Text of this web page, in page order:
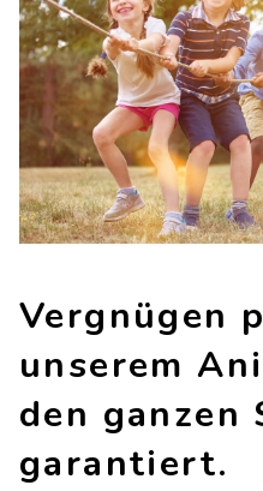
Vergnügen
unserem
den ganzen
garantiert.